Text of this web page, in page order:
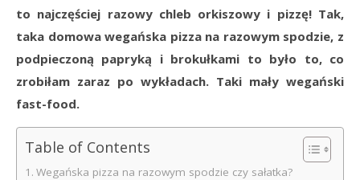
to najczęściej razowy chleb orkiszowy i pizzę! Tak,
taka domowa wegańska pizza na razowym spodzie, z
podpieczoną papryką i brokułkami to było to, co
zrobiłam zaraz po wykładach. Taki mały wegański
fast-food.
Table of Contents
Wegańska pizza na razowym spodzie czy sałatka?